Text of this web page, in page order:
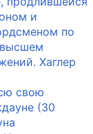
и
по
Хаглер
свою
(30